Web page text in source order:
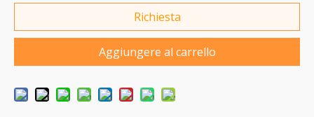
Richiesta
Aggiungere al carrello